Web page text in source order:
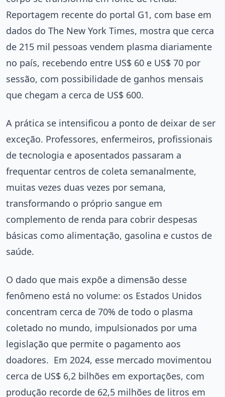
Reportagem recente do portal G1, com base em
dados do The New York Times, mostra que cerca
de 215 mil pessoas vendem plasma diariamente
no país, recebendo entre US$ 60 e US$ 70 por
sessão, com possibilidade de ganhos mensais
que chegam a cerca de US$ 600.
A prática se intensificou a ponto de deixar de ser
exceção. Professores, enfermeiros, profissionais
de tecnologia e aposentados passaram a
frequentar centros de coleta semanalmente,
muitas vezes duas vezes por semana,
transformando o próprio sangue em
complemento de renda para cobrir despesas
básicas como alimentação, gasolina e custos de
saúde.
O dado que mais expõe a dimensão desse
fenômeno está no volume: os Estados Unidos
concentram cerca de 70% de todo o plasma
coletado no mundo, impulsionados por uma
legislação que permite o pagamento aos
doadores. Em 2024, esse mercado movimentou
cerca de US$ 6,2 bilhões em exportações, com
produção recorde de 62,5 milhões de litros em